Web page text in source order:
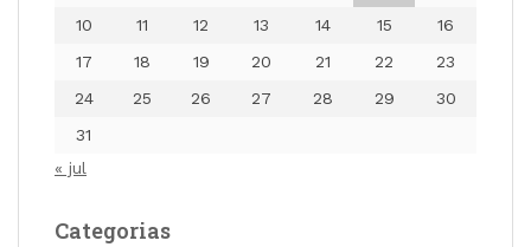
10
11 12 13 14 15
16
17
18 19 20 21 22
23
24
25 26 27 28 29
30
31
« jul
Categorias